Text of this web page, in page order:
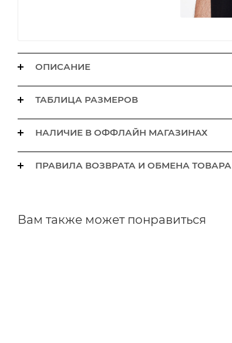
ОПИСАНИЕ
ТАБЛИЦА РАЗМЕРОВ
НАЛИЧИЕ В ОФФЛАЙН МАГАЗИНАХ
ПРАВИЛА ВОЗВРАТА И ОБМЕНА ТОВАРА
Вам также может понравиться